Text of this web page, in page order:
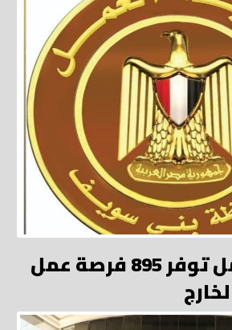
مديرية العمل توفر 895 فرصة عمل